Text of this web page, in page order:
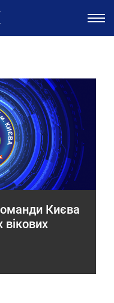
Києва
вікових